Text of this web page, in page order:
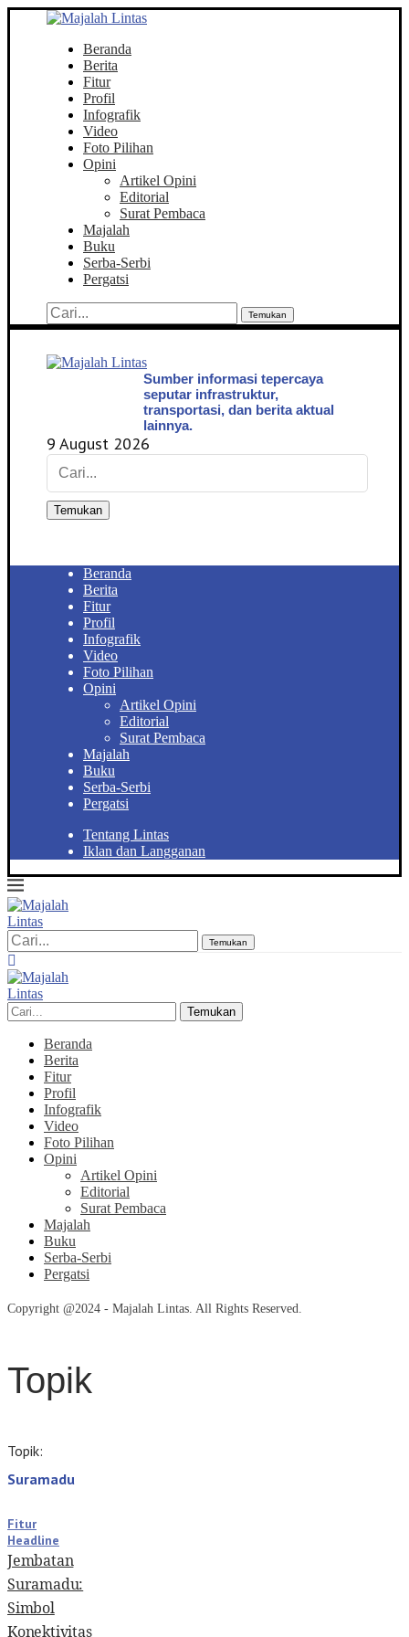
Beranda
Berita
Fitur
Profil
Infografik
Video
Foto Pilihan
Opini
Artikel Opini
Editorial
Surat Pembaca
Majalah
Buku
Serba-Serbi
Pergatsi
Temukan
Sumber informasi tepercaya
seputar infrastruktur,
transportasi, dan berita aktual
lainnya.
9 August 2026
Temukan
Beranda
Berita
Fitur
Profil
Infografik
Video
Foto Pilihan
Opini
Artikel Opini
Editorial
Surat Pembaca
Majalah
Buku
Serba-Serbi
Pergatsi
Tentang Lintas
Iklan dan Langganan
Temukan
Temukan
Beranda
Berita
Fitur
Profil
Infografik
Video
Foto Pilihan
Opini
Artikel Opini
Editorial
Surat Pembaca
Majalah
Buku
Serba-Serbi
Pergatsi
Copyright @2024 - Majalah Lintas. All Rights Reserved.
Topik
Topik:
Suramadu
Fitur
Headline
Jembatan
Suramadu:
Simbol
Konektivitas